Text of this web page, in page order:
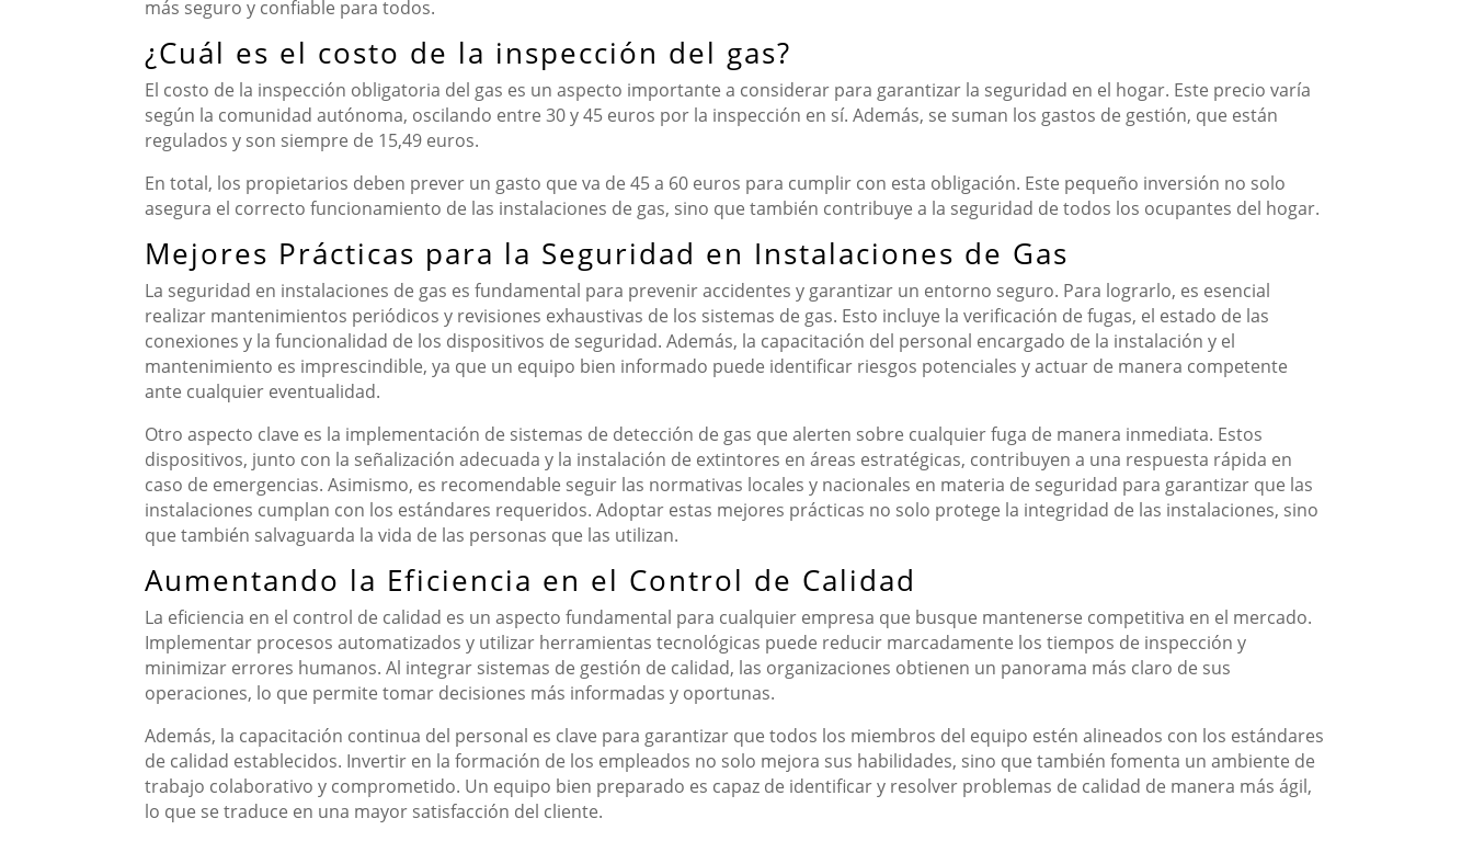
más seguro y confiable para todos.
¿Cuál es el costo de la inspección del gas?
El costo de la inspección obligatoria del gas es un aspecto importante a considerar para garantizar la seguridad en el hogar. Este precio varía
según la comunidad autónoma, oscilando entre 30 y 45 euros por la inspección en sí. Además, se suman los gastos de gestión, que están
regulados y son siempre de 15,49 euros.
En total, los propietarios deben prever un gasto que va de 45 a 60 euros para cumplir con esta obligación. Este pequeño inversión no solo
asegura el correcto funcionamiento de las instalaciones de gas, sino que también contribuye a la seguridad de todos los ocupantes del hogar.
Mejores Prácticas para la Seguridad en Instalaciones de Gas
La seguridad en instalaciones de gas es fundamental para prevenir accidentes y garantizar un entorno seguro. Para lograrlo, es esencial
realizar mantenimientos periódicos y revisiones exhaustivas de los sistemas de gas. Esto incluye la verificación de fugas, el estado de las
conexiones y la funcionalidad de los dispositivos de seguridad. Además, la capacitación del personal encargado de la instalación y el
mantenimiento es imprescindible, ya que un equipo bien informado puede identificar riesgos potenciales y actuar de manera competente
ante cualquier eventualidad.
Otro aspecto clave es la implementación de sistemas de detección de gas que alerten sobre cualquier fuga de manera inmediata. Estos
dispositivos, junto con la señalización adecuada y la instalación de extintores en áreas estratégicas, contribuyen a una respuesta rápida en
caso de emergencias. Asimismo, es recomendable seguir las normativas locales y nacionales en materia de seguridad para garantizar que las
instalaciones cumplan con los estándares requeridos. Adoptar estas mejores prácticas no solo protege la integridad de las instalaciones, sino
que también salvaguarda la vida de las personas que las utilizan.
Aumentando la Eficiencia en el Control de Calidad
La eficiencia en el control de calidad es un aspecto fundamental para cualquier empresa que busque mantenerse competitiva en el mercado.
Implementar procesos automatizados y utilizar herramientas tecnológicas puede reducir marcadamente los tiempos de inspección y
minimizar errores humanos. Al integrar sistemas de gestión de calidad, las organizaciones obtienen un panorama más claro de sus
operaciones, lo que permite tomar decisiones más informadas y oportunas.
Además, la capacitación continua del personal es clave para garantizar que todos los miembros del equipo estén alineados con los estándares
de calidad establecidos. Invertir en la formación de los empleados no solo mejora sus habilidades, sino que también fomenta un ambiente de
trabajo colaborativo y comprometido. Un equipo bien preparado es capaz de identificar y resolver problemas de calidad de manera más ágil,
lo que se traduce en una mayor satisfacción del cliente.